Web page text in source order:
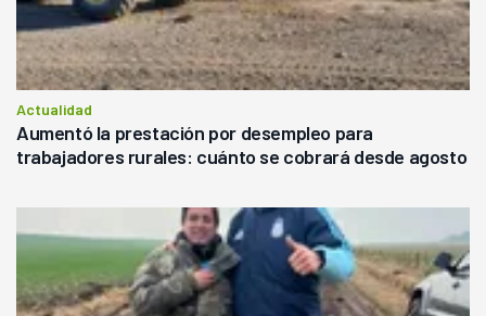
Actualidad
Aumentó la prestación por desempleo para
trabajadores rurales: cuánto se cobrará desde agosto